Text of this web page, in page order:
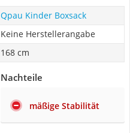
Qpau Kinder Boxsack
Keine Herstellerangabe
168 cm
Nachteile
mäßige Stabilität